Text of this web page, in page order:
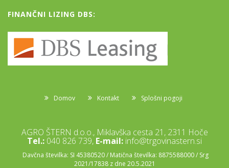
FINANČNI LIZING DBS:
Domov Kontakt Splošni pogoji
AGRO ŠTERN d.o.o., Miklavška cesta 21, 2311 Hoče
Tel.: 040 826 739, E-mail: info@trgovinastern.si
Davčna številka: SI 45380520 / Matična številka: 8875588000 / Srg
2021/17838 z dne 20.5.2021